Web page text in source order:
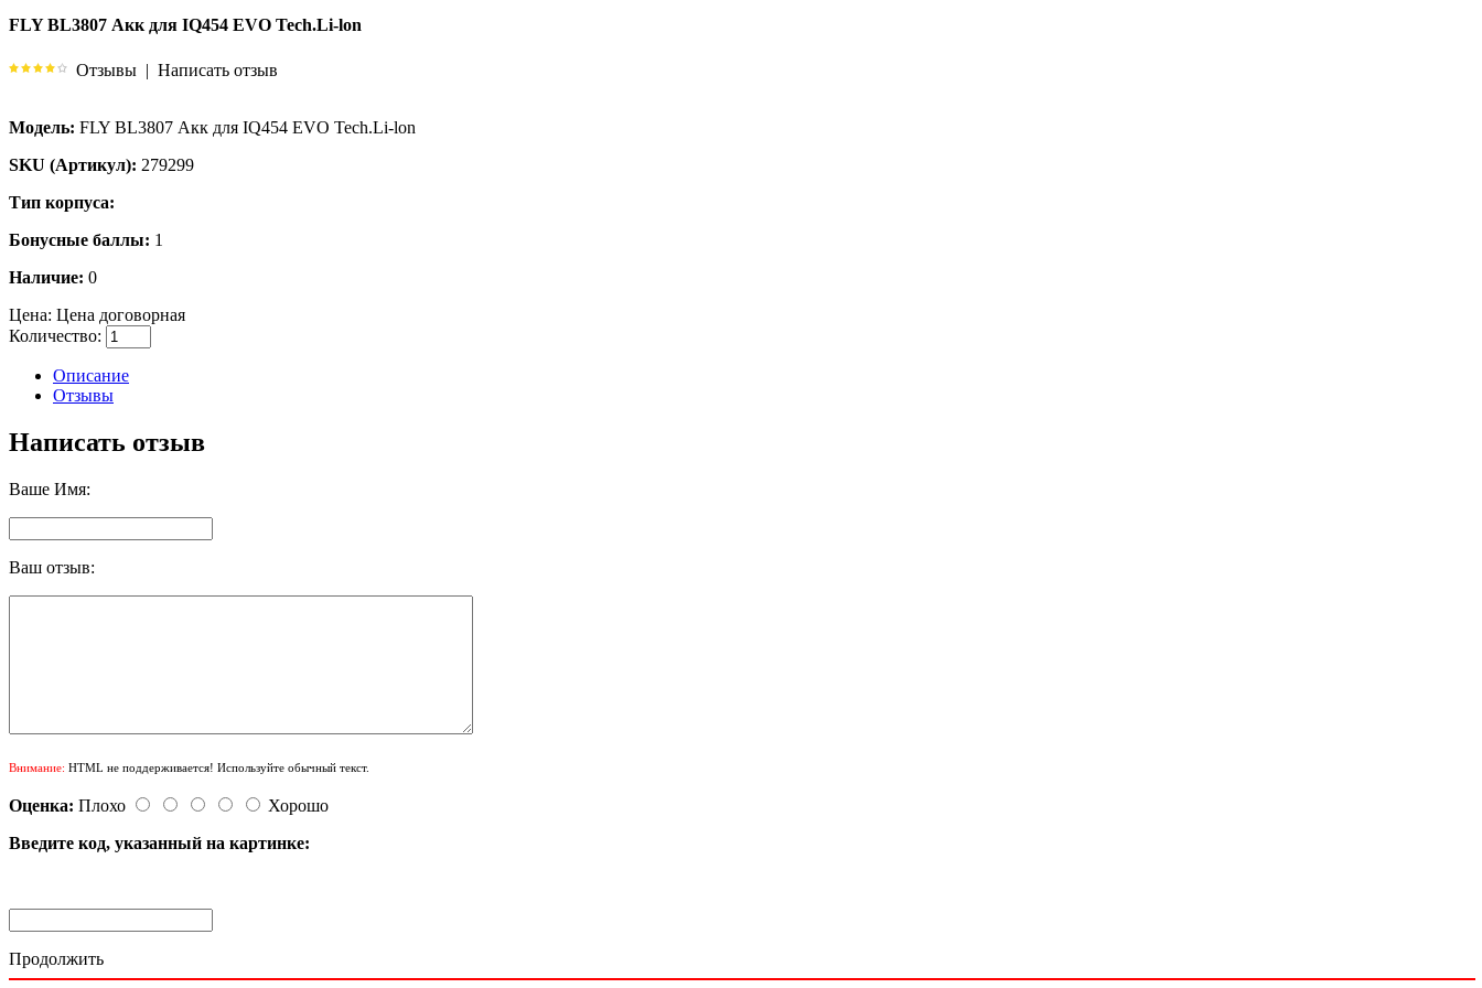
FLY BL3807 Акк для IQ454 EVO Tech.Li-lon
Отзывы | Написать отзыв
Модель: FLY BL3807 Акк для IQ454 EVO Tech.Li-lon
SKU (Артикул): 279299
Тип корпуса:
Бонусные баллы: 1
Наличие: 0
Цена: Цена договорная
Количество:
Описание
Отзывы
Написать отзыв
Ваше Имя:
Ваш отзыв:
Внимание: HTML не поддерживается! Используйте обычный текст.
Оценка: Плохо
Хорошо
Введите код, указанный на картинке:
Продолжить